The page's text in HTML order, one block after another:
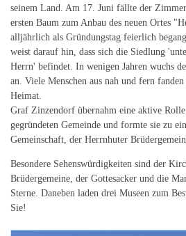
seinem Land. Am 17. Juni fällte der
ersten Baum zum Anbau des neuen Ortes
alljährlich als Gründungstag feierlich
weist darauf hin, dass sich die Siedlung
Herrn' befindet. In wenigen Jahren wuchs
an. Viele Menschen aus nah und fern
Heimat.
Graf Zinzendorf übernahm eine aktive
gegründeten Gemeinde und formte sie zu
Gemeinschaft, der Herrnhuter
Besondere Sehenswürdigkeiten sind der
Brüdergemeine, der Gottesacker und die
Sterne. Daneben laden drei Museen zum
Sie!